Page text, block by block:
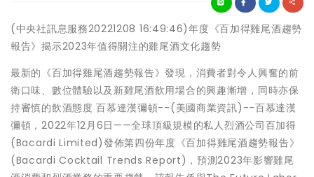
(中央社訊息服務20221208 16:49:46)年度《百加得雞尾酒趨勢
報告》揭示2023年值得關注的雞尾酒文化趨勢
最新的《百加得雞尾酒趨勢報告》發現，消費者對令人興奮的前
衛口味、數位體驗以及新雞尾酒飲用場合的興趣漸增，同時亦保
持審慎的飲酒態度 百慕達漢彌頓--(美國商業資訊)--百慕達漢
彌頓，2022年12月6日——全球頂級規模的私人烈酒公司百加得
(Bacardi Limited)發佈第四份年度《百加得雞尾酒趨勢報告》
(Bacardi Cocktail Trends Report)，預測2023年影響雞尾